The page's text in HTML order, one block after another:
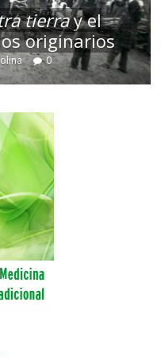
Terror
14 marzo, 2026